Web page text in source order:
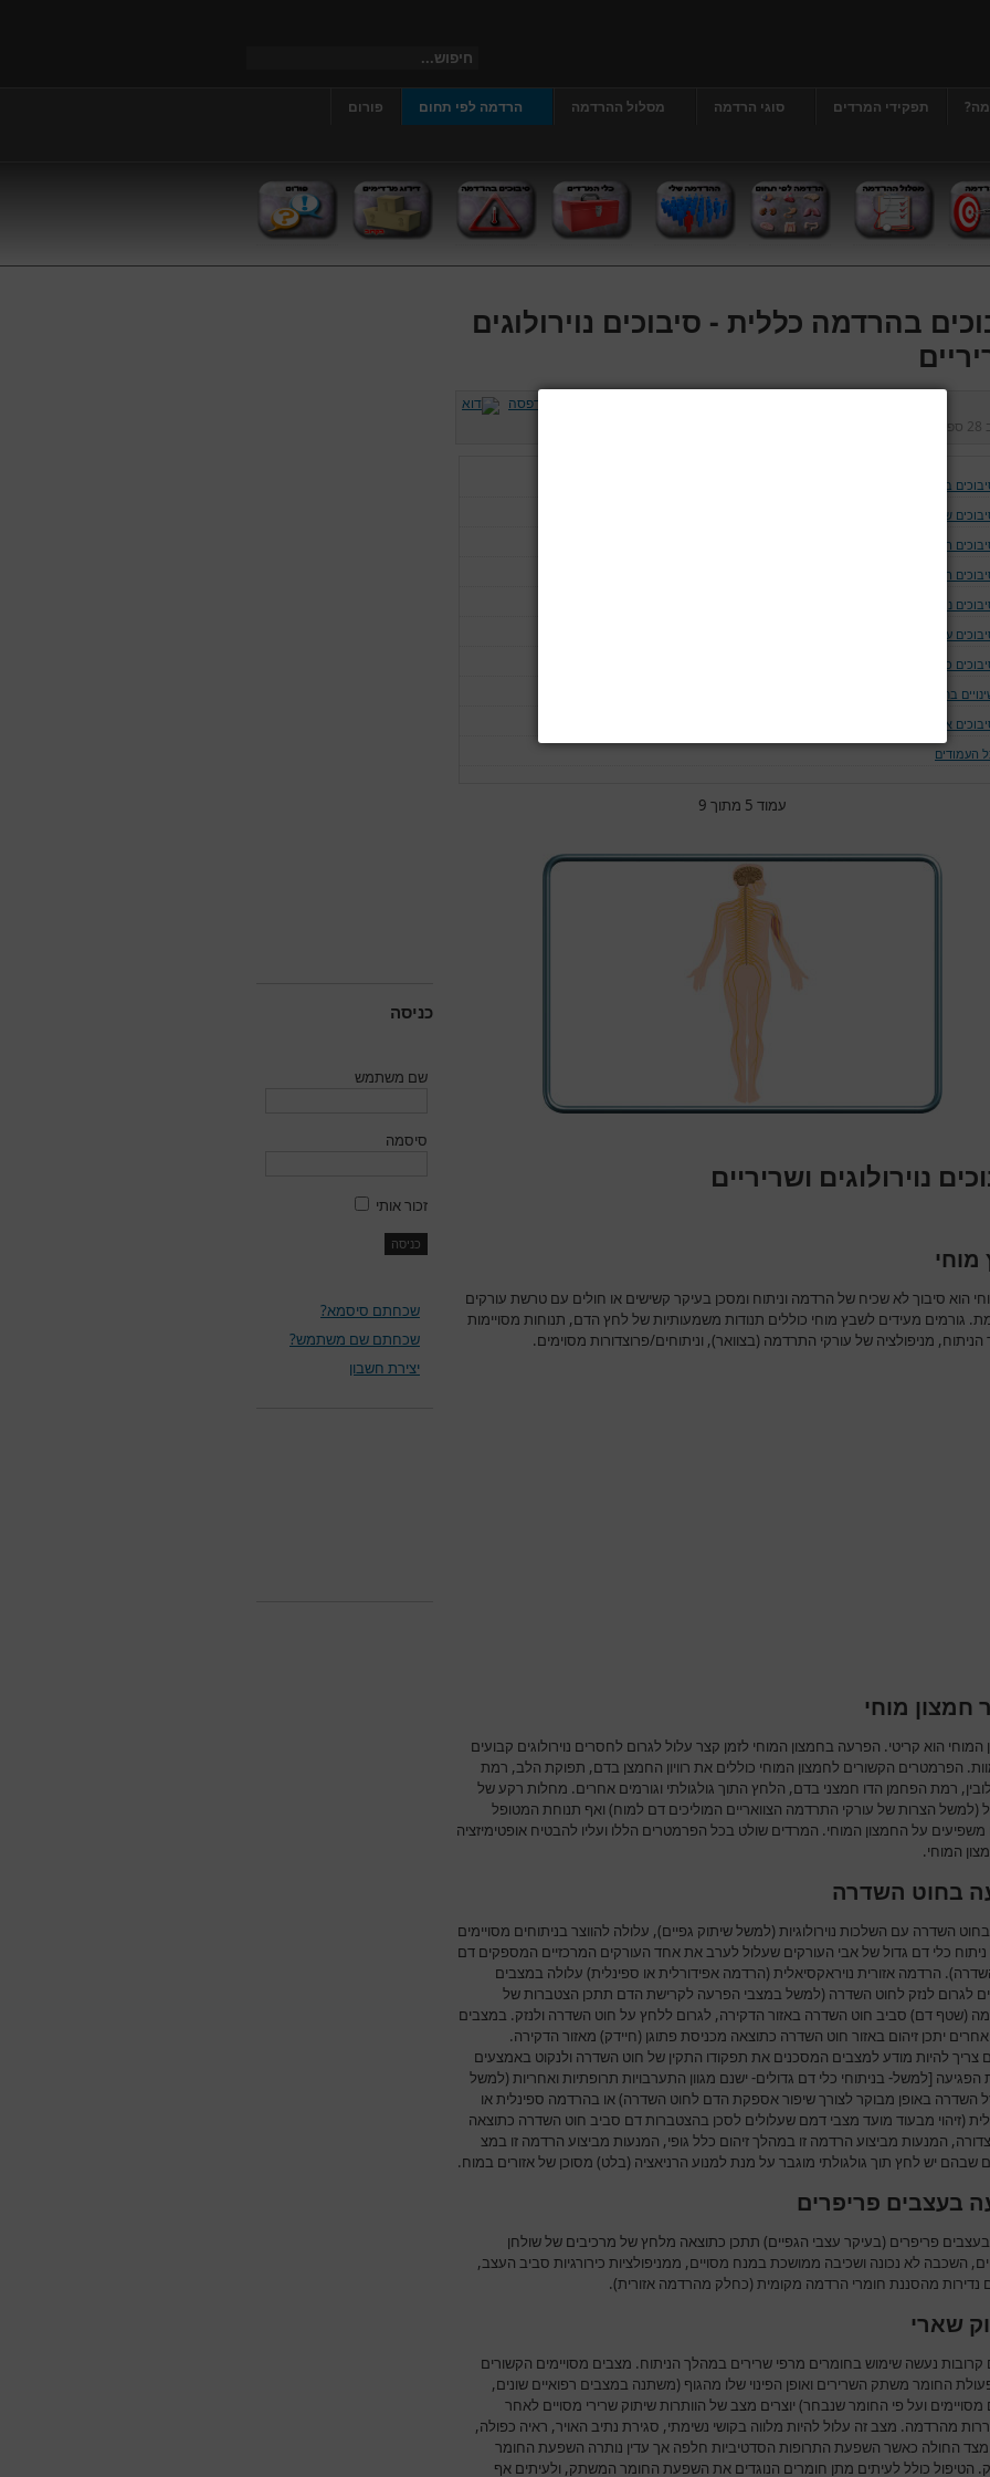
תפקידי המרדים סוגי הרדמה מסלול ההרדמה הרדמה לפי תחום
פורום
בהרדמה כללית - סיבוכים נוירולוגים
28 ספטמבר 2012
בהרדמה כללית
של נתיב האויר ומערכת הנשימה
המודינמים
המאטולוגים
נוירולוגים ושריריים
עיניים
כליתיים
בחום הגוף
אחרים
העמודים
עמוד 5 מתוך 9
נוירולוגים ושריריים
הוא סיבוך לא שכיח של הרדמה וניתוח ומסכן בעיקר קשישים או חולים עם טרשת עורקים
גורמים מעידים לשבץ מוחי כוללים תנודות משמעותיות של לחץ הדם, תנוחות מסויימות
מניפולציה של עורקי התרדמה (בצוואר), וניתוחים/פרוצדורות מסוימים.
חמצון מוחי
המוחי הוא קריטי. הפרעה בחמצון המוחי לזמן קצר עלול לגרום לחסרים נוירולוגים קבועים
הפרמטרים הקשורים לחמצון המוחי כוללים את רוויון החמצן בדם, תפוקת הלב, רמת
רמת הפחמן הדו חמצני בדם, הלחץ התוך גולגולתי וגורמים אחרים. מחלות רקע של
(למשל הצרות של עורקי התרדמה הצוואריים המוליכים דם למוח) ואף תנוחת המטופל
משפיעים על החמצון המוחי. המרדים שולט בכל הפרמטרים הללו ועליו להבטיח אופטימיזציה
המוחי.
בחוט השדרה
השדרה עם השלכות נוירולוגיות (למשל שיתוק גפיים), עלולה להווצר בניתוחים מסויימים
כלי דם גדול של אבי העורקים שעלול לערב את אחד העורקים המרכזיים המספקים דם
הרדמה אזורית נויראקסיאלית (הרדמה אפידורלית או ספינלית) עלולה במצבים
לגרום לנזק לחוט השדרה (למשל במצבי הפרעה לקרישת הדם תתכן הצטברות של
(שטף דם) סביב חוט השדרה באזור הדקירה, לגרום ללחץ על חוט השדרה ולנזק. במצבים
אחרים יתכן זיהום באזור חוט השדרה כתוצאה מכניסת פתוגן (חיידק) מאזור הדקירה.
צריך להיות מודע למצבים המסכנים את תפקודו התקין של חוט השדרה ולנקוט באמצעים
הפגיעה [למשל- בניתוחי כלי דם גדולים- ישנם מגוון התערבויות תרופתיות ואחריות (למשל
השדרה באופן מבוקר לצורך שיפור אספקת הדם לחוט השדרה) או בהרדמה ספינלית או
(זיהוי מבעוד מועד מצבי דמם שעלולים לסכן בהצטברות דם סביב חוט השדרה כתוצאה
המנעות מביצוע הרדמה זו במהלך זיהום כלל גופי, המנעות מביצוע הרדמה זו במצ
שבהם יש לחץ תוך גולגולתי מוגבר על מנת למנוע הרניאציה (בלט) מסוכן של אזורים במוח.
בעצבים פריפרים
פריפרים (בעיקר עצבי הגפיים) תתכן כתוצאה מלחץ של מרכיבים של שולחן
השכבה לא נכונה ושכיבה ממושכת במנח מסויים, ממניפולציות כירורגיות סביב העצב,
נדירות מהסננת חומרי הרדמה מקומית (כחלק מהרדמה אזורית).
שארי
קרובות נעשה שימוש בחומרים מרפי שרירים במהלך הניתוח. מצבים מסויימים הקשורים
החומר משתק השרירים ואופן הפינוי שלו מהגוף (משתנה במצבים רפואיים שונים,
מסויימים ועל פי החומר שנבחר) יוצרים מצב של הוותרות שיתוק שרירי מסויים לאחר
מהרדמה. מצב זה עלול להיות מלווה בקושי נשימתי, סגירת נתיב האויר, ראיה כפולה,
החולה כאשר השפעת התרופות הסדטיביות חלפה אך עדין נותרה השפעת החומר
הטיפול כולל לעיתים מתן חומרים הנוגדים את השפעת החומר המשתק, ולעיתים אף
כניסה
שם משתמש
סיסמה
זכור אותי
שכחתם סיסמא?
שכחתם שם משתמש?
יצירת חשבון